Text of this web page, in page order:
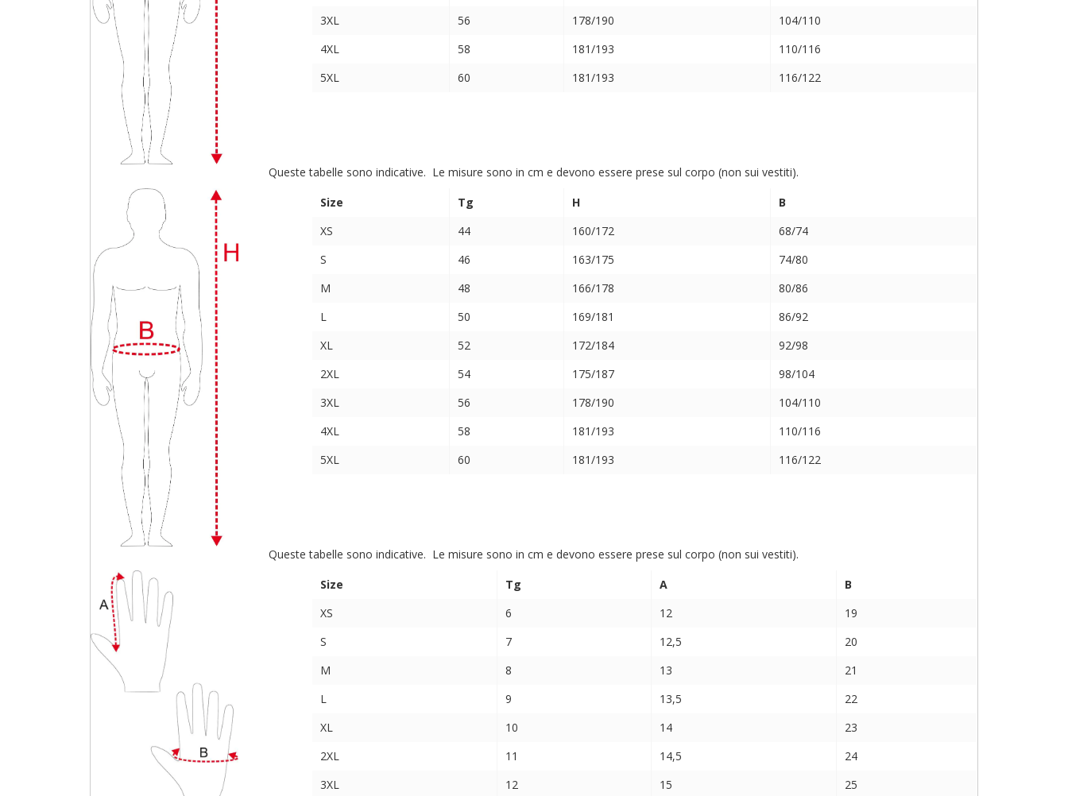
3XL
56 178/190
104/110
4XL
58 181/193
110/116
5XL
60 181/193 116/122
Queste tabelle sono indicative. Le misure sono in cm e devono essere prese sul corpo (non sui vestiti).
Size
Tg H
B
XS
44 160/172
68/74
S
46 163/175
74/80
M
48 166/178
80/86
L
50 169/181
86/92
XL
52 172/184
92/98
2XL
54 175/187
98/104
3XL
56 178/190
104/110
4XL
58 181/193
110/116
5XL
60 181/193 116/122
Queste tabelle sono indicative. Le misure sono in cm e devono essere prese sul corpo (non sui vestiti).
Size
Tg A
B
XS
6 12
19
S
7 12,5
20
M
8 13
21
L
9 13,5
22
XL
10 14
23
2XL
11 14,5
24
3XL
12 15
25